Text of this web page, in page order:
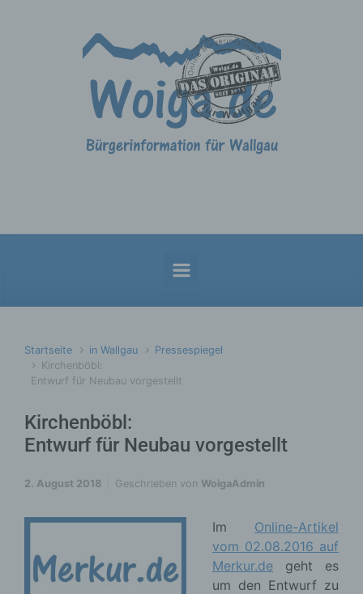
Startseite in Wallgau
Pressespiegel
Kirchenböbl:
Entwurf für Neubau vorgestellt
Kirchenböbl:
Entwurf für Neubau vorgestellt
2. August 2018 Geschrieben von WoigaAdmin
Im Online-Artikel
vom 02.08.2016 auf
Merkur.de geht es
um den Entwurf zu